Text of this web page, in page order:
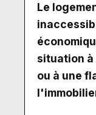
Le
situation
ou à une